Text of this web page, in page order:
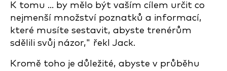
K tomu ... by mělo být vaším cílem určit co
nejmenší množství poznatků a informací,
které musíte sestavit, abyste trenérům
sdělili svůj názor," řekl Jack.
Kromě toho je důležité, abyste v průběhu